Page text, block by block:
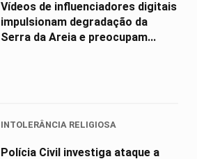
Vídeos de influenciadores digitais
impulsionam degradação da
Serra da Areia e preocupam...
INTOLERÂNCIA RELIGIOSA
Polícia Civil investiga ataque a